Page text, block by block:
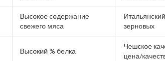
Высокое содержание
свежего мяса
зерновых
Высокий % белка
Чешское
цена/